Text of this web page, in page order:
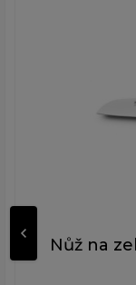
Nůž na